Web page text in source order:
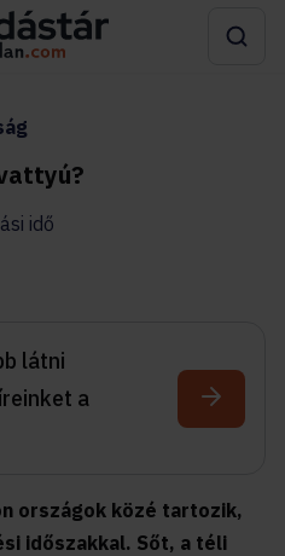
idő
látni
a
országok közé tartozik,
időszakkal. Sőt, a téli